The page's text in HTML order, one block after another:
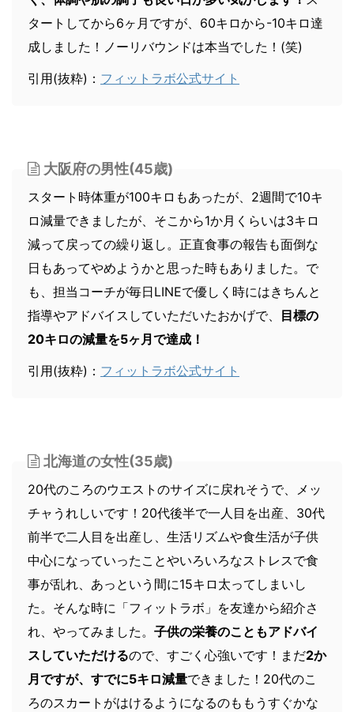
タートしてから6ヶ月ですが、60キロから-10キロ達
成しました！ノーリバウンドは本当でした！(笑)
引用(抜粋)： フィットラボ公式サイト
大阪府の男性(45歳)
スタート時体重が100キロもあったが、2週間で10キ
ロ減量できましたが、そこから1か月くらいは3キロ
減って戻っての繰り返し。正直食事の報告も面倒な
日もあってやめようかと思った時もありました。で
も、担当コーチが毎日LINEで優しく時にはきちんと
指導やアドバイスしていただいたおかげで、 目標の
20キロの減量を5ヶ月で達成！
引用(抜粋)： フィットラボ公式サイト
北海道の女性(35歳)
20代のころのウエストのサイズに戻れそうで、メッ
チャうれしいです！20代後半で一人目を出産、30代
前半で二人目を出産し、生活リズムや食生活が子供
中心になっていったことやいろいろなストレスで食
事が乱れ、あっという間に15キロ太ってしまいし
た。そんな時に「フィットラボ」を友達から紹介さ
れ、やってみました。 子供の栄養のこともアドバイ
スしていただけるので、すごく心強いです！まだ2か
月ですが、すでに5キロ減量できました！20代のこ
ろのスカートがはけるようになるのももうすぐかな